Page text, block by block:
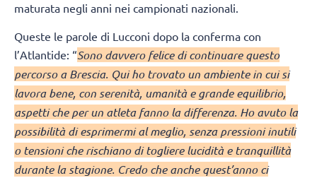
maturata negli anni nei campionati nazionali.
Queste le parole di Lucconi dopo la conferma con
l’Atlantide: “Sono davvero felice di continuare questo
percorso a Brescia. Qui ho trovato un ambiente in cui si
lavora bene, con serenità, umanità e grande equilibrio,
aspetti che per un atleta fanno la differenza. Ho avuto la
possibilità di esprimermi al meglio, senza pressioni inutili
o tensioni che rischiano di togliere lucidità e tranquillità
durante la stagione. Credo che anche quest’anno ci